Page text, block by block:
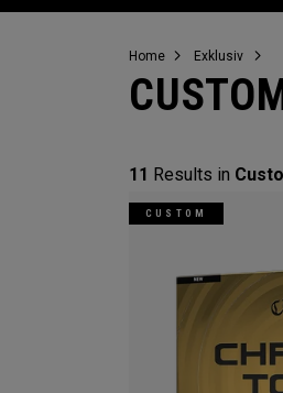
Home Exklusiv
11 Results in
CUSTOM